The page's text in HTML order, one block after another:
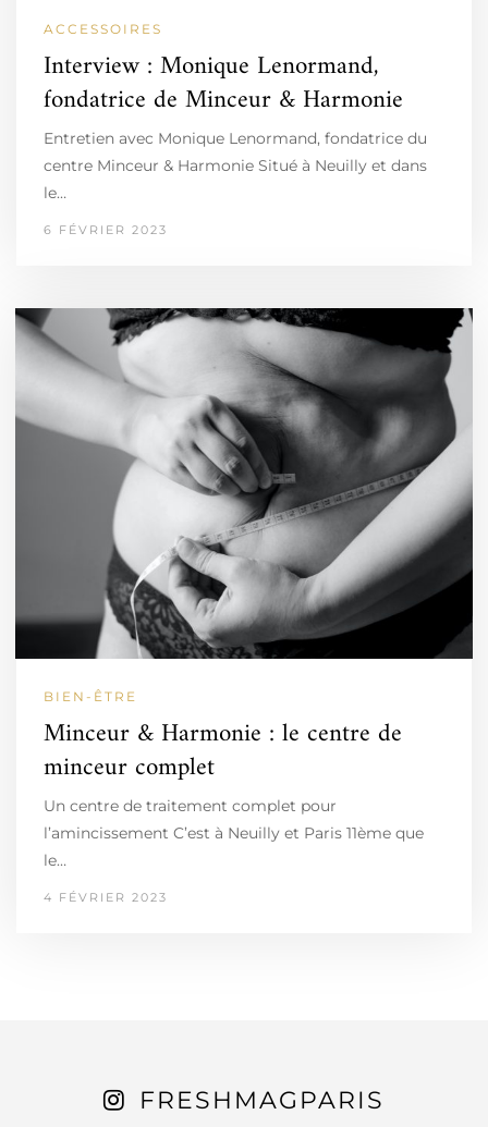
ACCESSOIRES
Interview : Monique Lenormand,
fondatrice de Minceur & Harmonie
Entretien avec Monique Lenormand, fondatrice du
centre Minceur & Harmonie Situé à Neuilly et dans
le…
6 FÉVRIER 2023
BIEN-ÊTRE
Minceur & Harmonie : le centre de
minceur complet
Un centre de traitement complet pour
l’amincissement C’est à Neuilly et Paris 11ème que
le…
4 FÉVRIER 2023
FRESHMAGPARIS